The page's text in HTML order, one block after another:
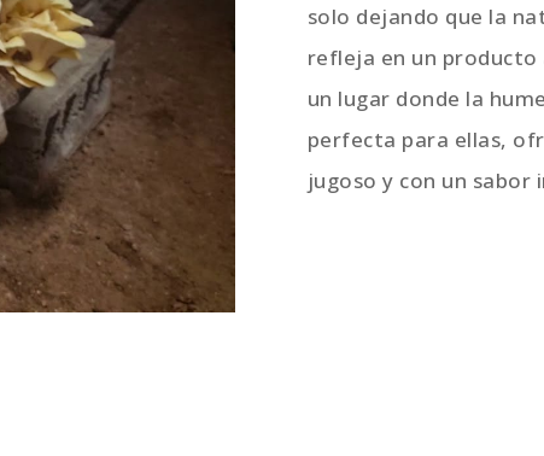
solo dejando que la
refleja en un
un lugar donde la
perfecta para ellas,
jugoso y con un sabor